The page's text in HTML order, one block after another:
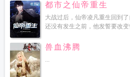
都市之仙帝重生
大战过后，仙帝凌凡重生回到
还没有发生之前，他发誓要改
兽血沸腾
...